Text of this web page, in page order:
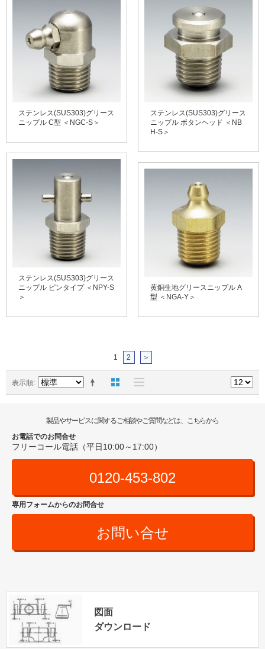
ステンレス(SUS303)グリース
ニップル C型 ＜NGC-S＞
ステンレス(SUS303)グリース
ニップル ボタンヘッド ＜NB
H-S＞
ステンレス(SUS303)グリース
ニップル ピンタイプ ＜NPY-S
＞
黄銅生地グリースニップル A
型 ＜NGA-Y＞
1 2 ＞
表示順
製品やサービスに関するご相談やご質問などは、こちらから
お電話でのお問合せ
フリーコール電話（平日10:00～17:00）
0120-453-802
専用フォームからのお問合せ
お問い合せ
図面
ダウンロード